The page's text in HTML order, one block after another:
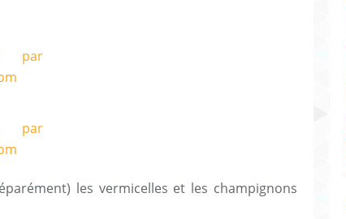
les vermicelles et les champignons